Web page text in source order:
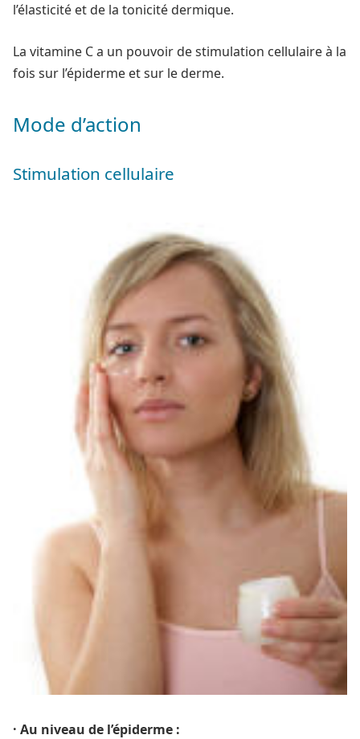
l’élasticité et de la tonicité dermique.
La vitamine C a un pouvoir de stimulation cellulaire à la
fois sur l’épiderme et sur le derme.
Mode d’action
Stimulation cellulaire
· Au niveau de l’épiderme :